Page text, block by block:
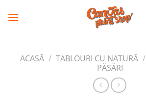
CANVAS
PRINT SHOP
ACASĂ / TABLOURI CU NATURĂ /
PĂSĂRI